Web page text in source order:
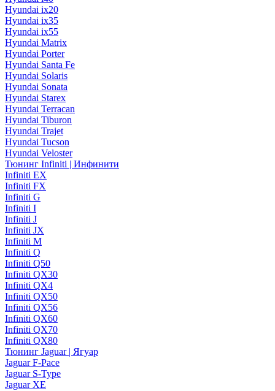
Hyundai ix20
Hyundai ix35
Hyundai ix55
Hyundai Matrix
Hyundai Porter
Hyundai Santa Fe
Hyundai Solaris
Hyundai Sonata
Hyundai Starex
Hyundai Terracan
Hyundai Tiburon
Hyundai Trajet
Hyundai Tucson
Hyundai Veloster
Тюнинг Infiniti | Инфинити
Infiniti EX
Infiniti FX
Infiniti G
Infiniti I
Infiniti J
Infiniti JX
Infiniti M
Infiniti Q
Infiniti Q50
Infiniti QX30
Infiniti QX4
Infiniti QX50
Infiniti QX56
Infiniti QX60
Infiniti QX70
Infiniti QX80
Тюнинг Jaguar | Ягуар
Jaguar F-Pace
Jaguar S-Type
Jaguar XE